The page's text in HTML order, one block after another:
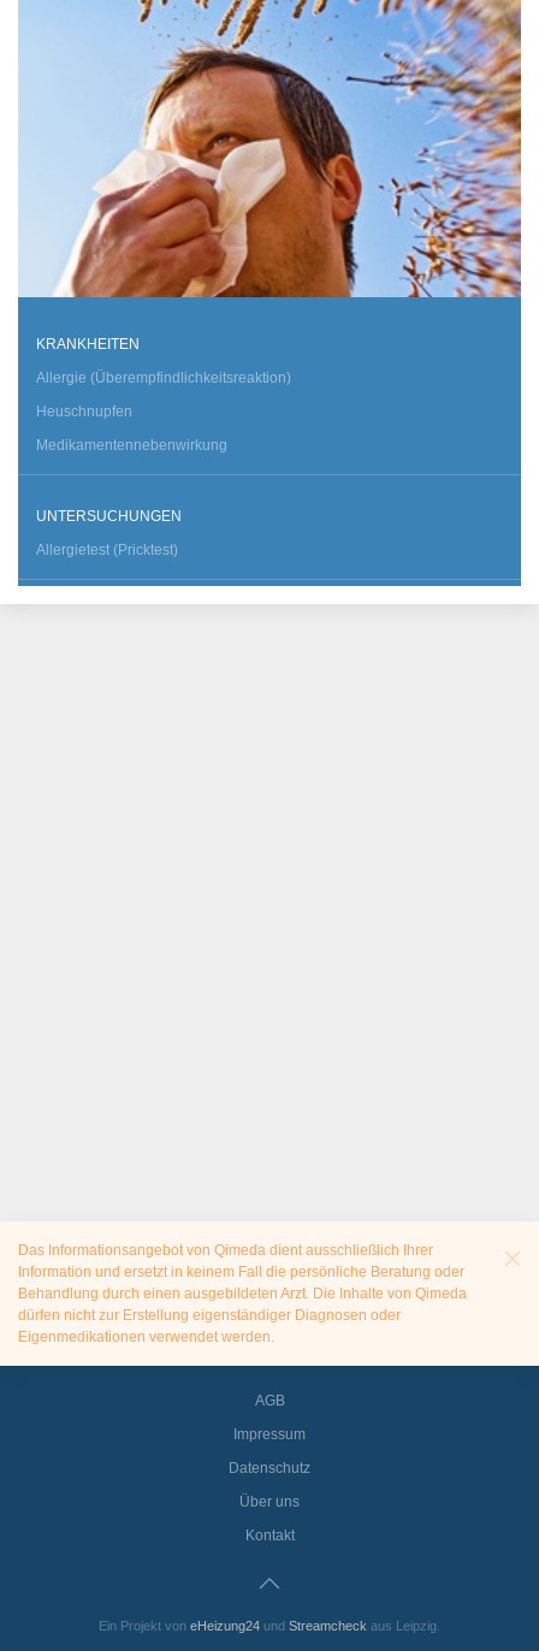
KRANKHEITEN
Allergie (Überempfindlichkeitsreaktion)
Heuschnupfen
Medikamentennebenwirkung
UNTERSUCHUNGEN
Allergietest (Pricktest)
Das Informationsangebot von Qimeda dient ausschließlich Ihrer
Information und ersetzt in keinem Fall die persönliche Beratung oder
Behandlung durch einen ausgebildeten Arzt. Die Inhalte von Qimeda
dürfen nicht zur Erstellung eigenständiger Diagnosen oder
Eigenmedikationen verwendet werden.
AGB
Impressum
Datenschutz
Über uns
Kontakt
Ein Projekt von eHeizung24 und Streamcheck aus Leipzig.